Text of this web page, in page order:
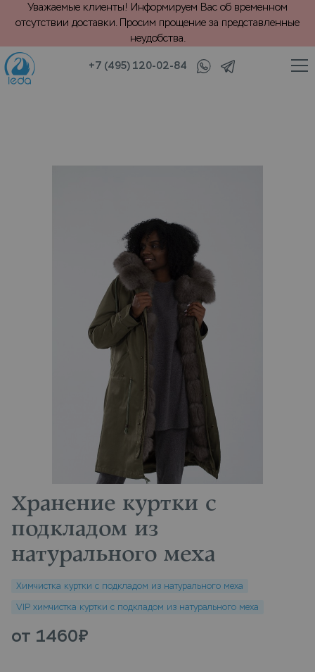
Уважаемые клиенты! Информируем Вас об временном
отсутствии доставки. Просим прощение за представленные
неудобства.
+7 (495) 120-02-84
Хранение куртки с
подкладом из
натурального меха
Химчистка куртки с подкладом из натурального меха
VIP химчистка куртки с подкладом из натурального меха
от 1460₽